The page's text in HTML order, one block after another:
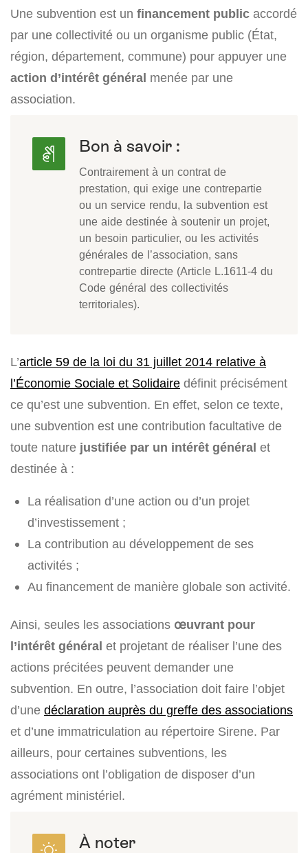
Une subvention est un financement public accordé
par une collectivité ou un organisme public (État,
région, département, commune) pour appuyer une
action d’intérêt général menée par une
association.
Bon à savoir :
Contrairement à un contrat de
prestation, qui exige une contrepartie
ou un service rendu, la subvention est
une aide destinée à soutenir un projet,
un besoin particulier, ou les activités
générales de l’association, sans
contrepartie directe (Article L.1611-4 du
Code général des collectivités
territoriales).
L’article 59 de la loi du 31 juillet 2014 relative à
l’Économie Sociale et Solidaire définit précisément
ce qu’est une subvention. En effet, selon ce texte,
une subvention est une contribution facultative de
toute nature justifiée par un intérêt général et
destinée à :
La réalisation d’une action ou d’un projet
d’investissement ;
La contribution au développement de ses
activités ;
Au financement de manière globale son activité.
Ainsi, seules les associations œuvrant pour
l’intérêt général et projetant de réaliser l’une des
actions précitées peuvent demander une
subvention. En outre, l’association doit faire l’objet
d’une déclaration auprès du greffe des associations
et d’une immatriculation au répertoire Sirene. Par
ailleurs, pour certaines subventions, les
associations ont l’obligation de disposer d’un
agrément ministériel.
À noter